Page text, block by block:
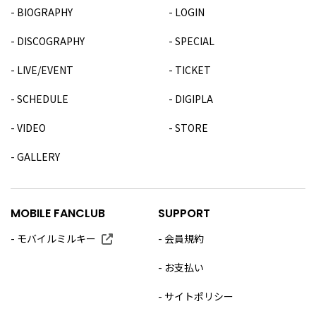
BIOGRAPHY
DISCOGRAPHY
LIVE/EVENT
SCHEDULE
VIDEO
GALLERY
LOGIN
SPECIAL
TICKET
DIGIPLA
STORE
MOBILE FANCLUB
モバイルミルキー
SUPPORT
会員規約
お支払い
サイトポリシー